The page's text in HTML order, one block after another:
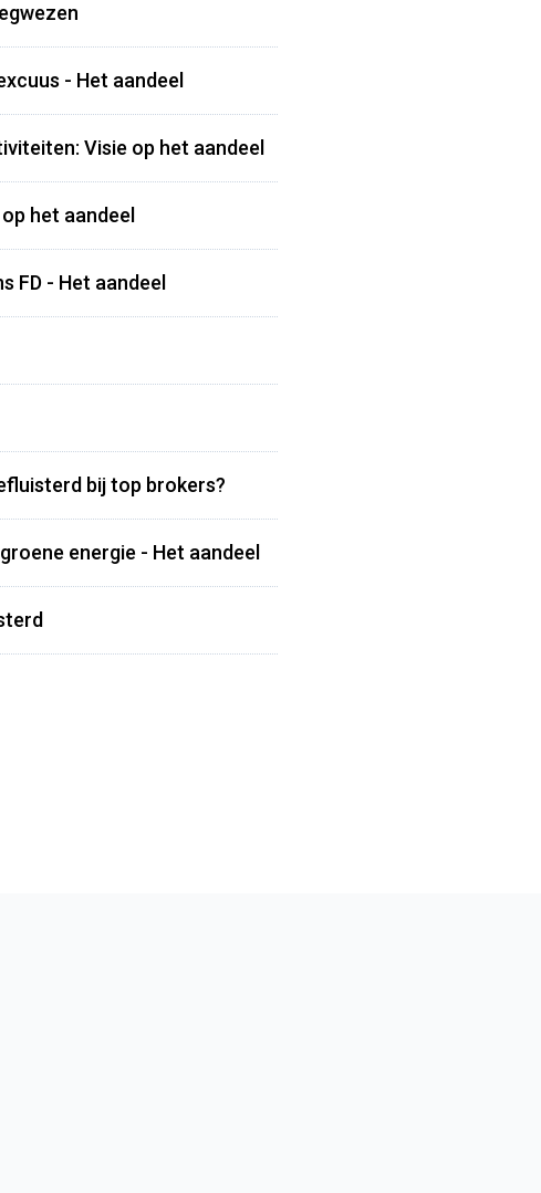
- Het aandeel
Visie op het aandeel
het aandeel
FD - Het aandeel
bij top brokers?
energie - Het aandeel